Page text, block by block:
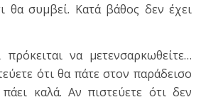
θα συμβεί. Κατά βάθος δεν έχει
να μετενσαρκωθείτε…
ότι θα πάτε στον παράδεισο
καλά. Αν πιστεύετε ότι δεν